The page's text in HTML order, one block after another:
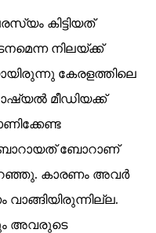
കിട്ടിയത്
നിലയ്ക്ക്
കേരളത്തിലെ
മീഡിയക്ക്
ബോറാണ്
കാരണം അവർ
അവരുടെ